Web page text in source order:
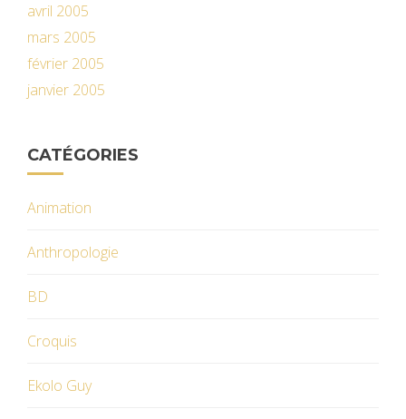
avril 2005
mars 2005
février 2005
janvier 2005
CATÉGORIES
Animation
Anthropologie
BD
Croquis
Ekolo Guy